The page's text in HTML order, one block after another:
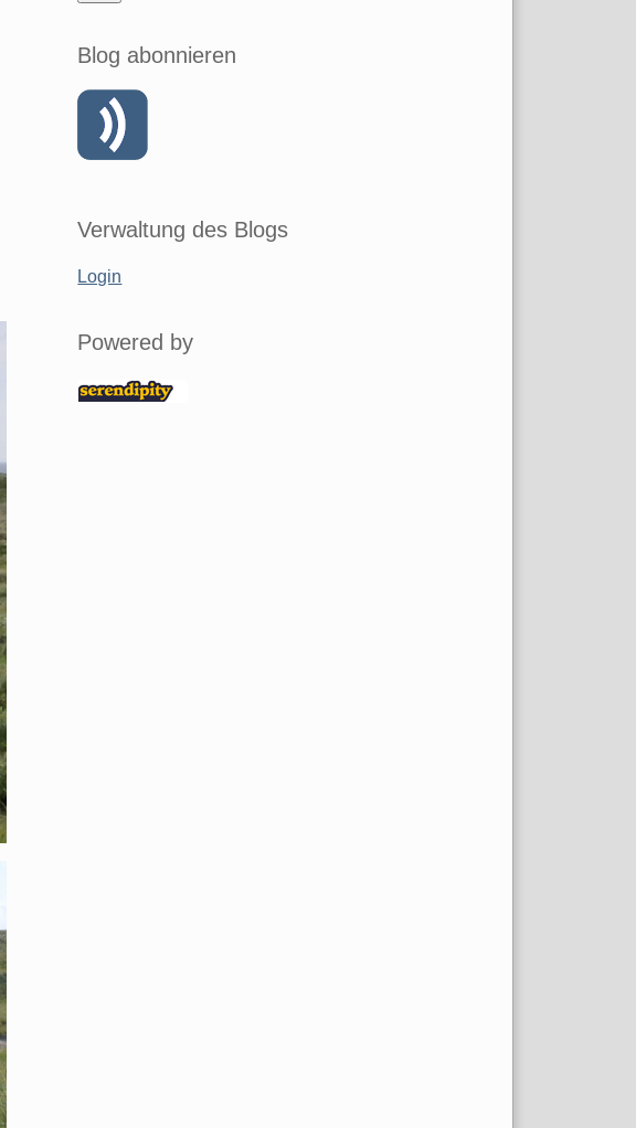
Blog abonnieren
Verwaltung des Blogs
Login
Powered by